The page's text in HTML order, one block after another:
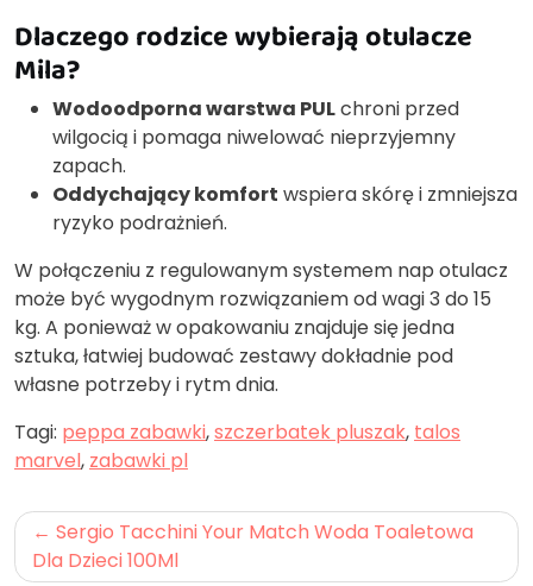
Dlaczego rodzice wybierają otulacze
Mila?
Wodoodporna warstwa PULchroni przed
wilgocią i pomaga niwelować nieprzyjemny
zapach.
Oddychający komfort wspiera skórę i zmniejsza
ryzyko podrażnień.
W połączeniu z regulowanym systemem nap otulacz
może być wygodnym rozwiązaniem od wagi 3 do 15
kg. A ponieważ w opakowaniu znajduje się jedna
sztuka, łatwiej budować zestawy dokładnie pod
własne potrzeby i rytm dnia.
Tagi: peppa zabawki,szczerbatek pluszak, talos
marvel, zabawki pl
Nawigacja
wpisu
Sergio Tacchini Your Match Woda Toaletowa
Dla Dzieci 100Ml